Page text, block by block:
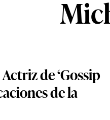
de ‘Gossip
de la